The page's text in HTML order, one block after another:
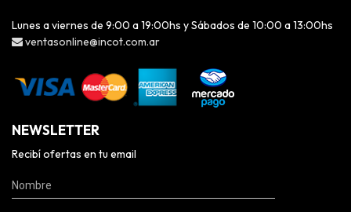
Lunes a viernes de 9:00 a 19:00hs y Sábados de 10:00 a 13:00hs
ventasonline@incot.com.ar
NEWSLETTER
Recibí ofertas en tu email